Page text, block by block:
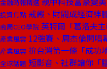
金融時報精選
投資焦點 戒嚴、財閥成經濟絆
商周CEO學院 英特爾「葛洛夫
產業風雲 12強賽、周杰倫開唱
產業風雲 拚台灣第一條「成功
全球話題 短影音、社群讓你「